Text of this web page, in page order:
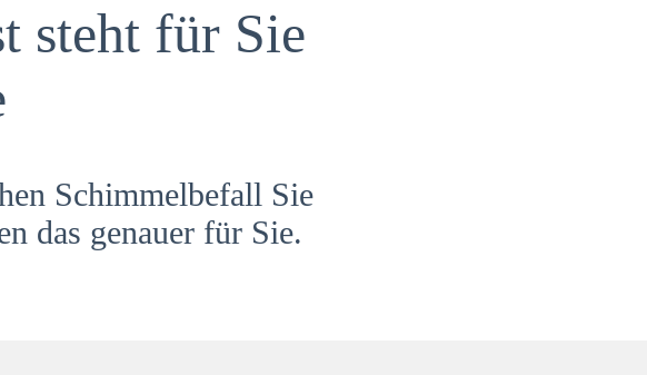
steht für Sie
Schimmelbefall Sie
das genauer für Sie.